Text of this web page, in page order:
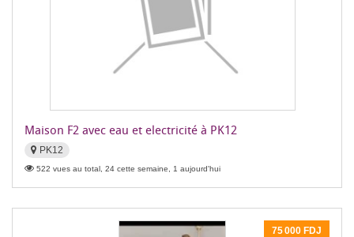
Maison F2 avec eau et electricité à PK12
PK12
522 vues au total, 24 cette semaine, 1 aujourd'hui
75 000 FDJ